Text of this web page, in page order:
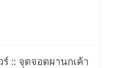
:: จุดจอดผานกเค้า